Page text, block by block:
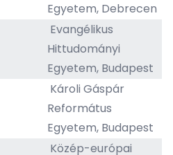
Egyetem, Debrecen
Evangélikus
Hittudományi
Egyetem, Budapest
Károli Gáspár
Református
Egyetem, Budapest
Közép-európai